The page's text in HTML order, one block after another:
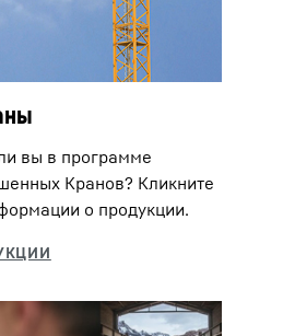
вы в программе
Кранов? Кликните
о продукции.